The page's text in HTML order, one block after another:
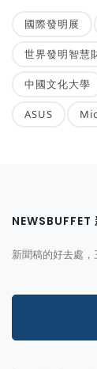
國際發明展
世界發明智慧
中國文化大學
ASUS
NEWSBUFFET
新聞稿的好去處